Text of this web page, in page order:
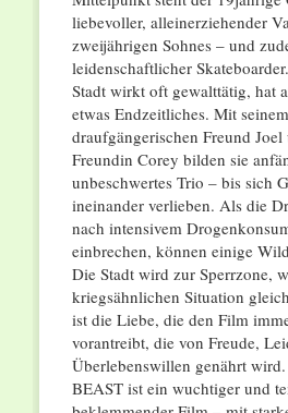
liebevoller, alleinerziehender
zweijährigen Sohnes – und
leidenschaftlicher
Stadt wirkt oft gewalttätig, hat
etwas Endzeitliches. Mit seinem
draufgängerischen Freund Joel
Freundin Corey bilden sie
unbeschwertes Trio – bis sich
ineinander verlieben. Als die
nach intensivem
einbrechen, können einige
Die Stadt wird zur Sperrzone,
kriegsähnlichen Situation
ist die Liebe, die den Film
vorantreibt, die von Freude,
Überlebenswillen genährt
BEAST ist ein wuchtiger und